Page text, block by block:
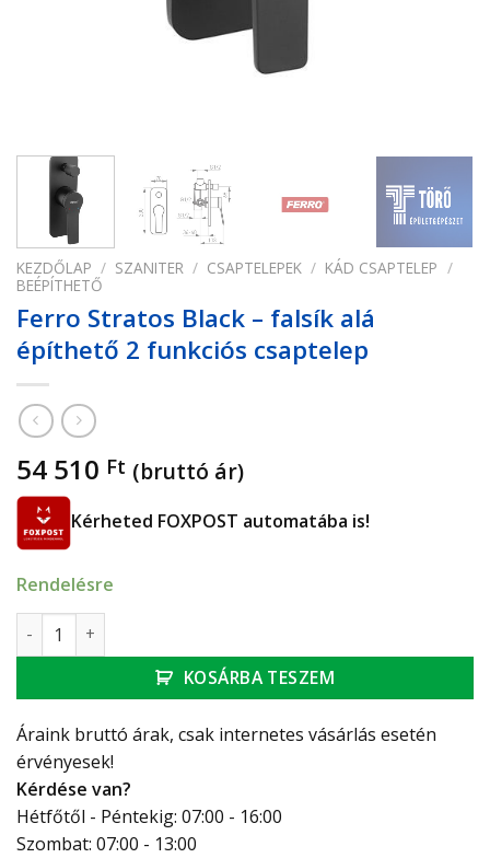
KEZDŐLAP / SZANITER / CSAPTELEPEK / KÁD CSAPTELEP /
BEÉPÍTHETŐ
Ferro Stratos Black – falsík alá
építhető 2 funkciós csaptelep
54 510 Ft (bruttó ár)
Kérheted FOXPOST automatába is!
Rendelésre
Ferro Stratos Black - falsík alá építhető 2 funkciós
KOSÁRBA TESZEM
Áraink bruttó árak, csak internetes vásárlás esetén
érvényesek!
Kérdése van?
Hétfőtől - Péntekig: 07:00 - 16:00
Szombat: 07:00 - 13:00